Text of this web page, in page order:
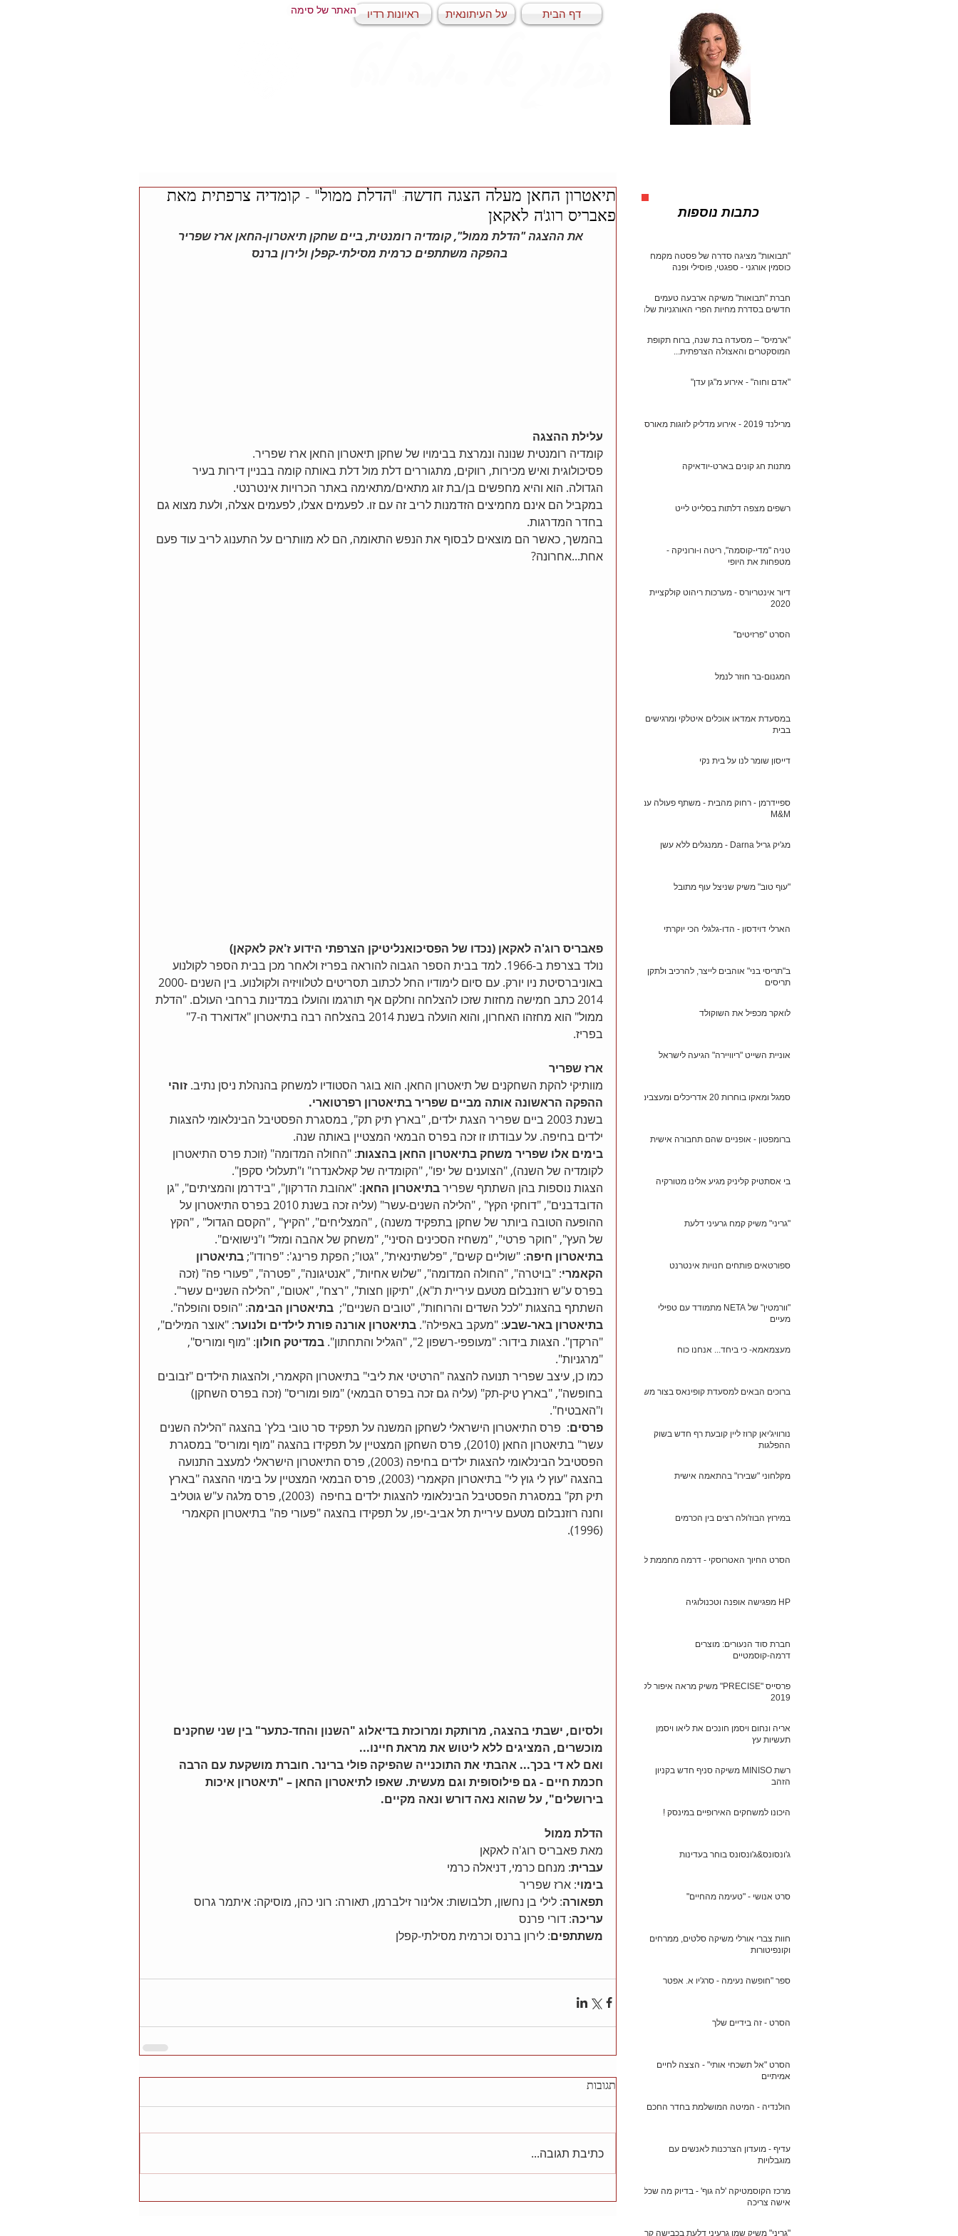
ראיונות רדיו על העיתונאית דף הבית האתר של סימה
תיאטרון החאן מעלה הצגה חדשה: "הדלת ממול" - קומדיה צרפתית מאת
פאבריס רוג'ה לאקאן
את ההצגה "הדלת ממול", קומדיה רומנטית, ביים שחקן תיאטרון-החאן ארז שפריר
בהפקה משתתפים כרמית מסילתי-קפלן ולירון ברנס
עלילת ההצגה
קומדיה רומנטית שנונה ונמרצת בבימויו של שחקן תיאטרון החאן ארז שפריר.
פסיכולוגית ואיש מכירות, רווקים, מתגוררים דלת מול דלת באותה קומה בבניין דירות בעיר
הגדולה. הוא והיא מחפשים בן/בת זוג מתאים/מתאימה באתר הכרויות אינטרנטי.
במקביל הם אינם מחמיצים הזדמנות לריב זה עם זו. לפעמים אצלו, לפעמים אצלה, ולעת מצוא גם
בחדר המדרגות.
בהמשך, כאשר הם מוצאים לבסוף את הנפש התאומה, הם לא מוותרים על התענוג לריב עוד פעם
אחת...אחרונה?
פאבריס רוג'ה לאקאן (נכדו של הפסיכואנליטיקן הצרפתי הידוע ז'אק לאקאן)
נולד בצרפת ב-1966. למד בבית הספר הגבוה להוראה בפריז ולאחר מכן בבית הספר לקולנוע
באוניברסיטת ניו יורק. עם סיום לימודיו החל לכתוב תסריטים לטלוויזיה ולקולנוע. בין השנים 2000-
2014 כתב חמישה מחזות שזכו להצלחה וחלקם אף תורגמו והועלו במדינות ברחבי העולם. "הדלת
ממול" הוא מחזהו האחרון, והוא הועלה בשנת 2014 בהצלחה רבה בתיאטרון "אדוארד ה-7"
בפריז.
ארז שפריר
מוותיקי להקת השחקנים של תיאטרון החאן. הוא בוגר הסטודיו למשחק בהנהלת ניסן נתיב. זוהי
ההפקה הראשונה אותה מביים שפריר בתיאטרון רפרטוארי.
בשנת 2003 ביים שפריר הצגת ילדים, "בארץ תיק תק", במסגרת הפסטיבל הבינלאומי להצגות
ילדים בחיפה. על עבודתו זו זכה בפרס הבמאי המצטיין באותה שנה.
בימים אלו שפריר משחק בתיאטרון החאן בהצגות: "החולה המדומה" (זוכת פרס התיאטרון
לקומדיה של השנה), "הצוענים של יפו", "הקומדיה של קאלאנדרו" ו"תעלולי סקפן".
הצגות נוספות בהן השתתף שפריר בתיאטרון החאן: "אהובת הדרקון", "בידרמן והמציתים", "גן
הדובדבנים", "דוחקי הקץ" , "הלילה השנים-עשר" (עליה זכה בשנת 2010 בפרס התיאטרון על
ההופעה הטובה ביותר של שחקן בתפקיד משנה) , "המצליחים", "הקיץ" , "הקסם הגדול" , "הקץ
של העץ", "חוקר פרטי", "משחיז הסכינים הסיני", "משחק של אהבה ומזל" ו"נישואים".
בתיאטרון חיפה: "שוליים קשים", "פלשתינאית", "גטו"; הפקת פרינג': "פרודו"; בתיאטרון
הקאמרי: "בויטרה", "החולה המדומה", "שלוש אחיות", "אנטיגונה", "פטרה", "פעורי פה" (זכה
בפרס ע"ש רוזנבלום מטעם עיריית ת"א), "תיקון חצות", "רצח", "אטום", "הלילה השניים עשר".
השתתף בהצגות "לכל השדים והרוחות", "טובים השניים"; בתיאטרון הבימה: "הופס והופלה".
בתיאטרון באר-שבע: "מעקב באפילה". בתיאטרון אורנה פורת לילדים ולנוער: "אוצר המילים",
"הרקדן". הצגות בידור: "מעופפי-רשפון 2", "הגליל והתחתון".
במדיטק חולון: "מוף ומוריס",
"מרגניות".
כמו כן, עיצב שפריר תנועה להצגה "הרטיטי את ליבי" בתיאטרון הקאמרי, ולהצגות הילדים "זבובים
בחופשה", "בארץ טיק-תק" (עליה גם זכה בפרס הבמאי) "מופ ומוריס" (זכה בפרס השחקן)
ו"האבטיח".
פרסים:  פרס התיאטרון הישראלי לשחקן המשנה על תפקיד סר טובי בלץ' בהצגה "הלילה השנים
עשר" בתיאטרון החאן (2010), פרס השחקן המצטיין על תפקידו בהצגה "מוף ומוריס" במסגרת
הפסטיבל הבינלאומי להצגות ילדים בחיפה (2003), פרס התיאטרון הישראלי למעצב התנועה
בהצגה "עוץ לי גוץ לי" בתיאטרון הקאמרי (2003), פרס הבמאי המצטיין על בימוי ההצגה "בארץ
תיק תק" במסגרת הפסטיבל הבינלאומי להצגות ילדים בחיפה  (2003), פרס מלגה ע"ש גוטליב
וחנה רוזנבלום מטעם עיריית תל אביב-יפו, על תפקידו בהצגה "פעורי פה" בתיאטרון הקאמרי
(1996).
ולסיום, ישבתי בהצגה, מרותקת ומרוכזת בדיאלוג "השנון והחד-כתער" בין שני שחקנים
מוכשרים, המציגים ללא ליטוש את מראת חיינו...
ואם לא די בכך... אהבתי את התוכנייה שהפיקה פולי ברינר. חוברת מושקעת עם הרבה
חכמת חיים - גם פילוסופית וגם מעשית. שאפו לתיאטרון החאן – "תיאטרון איכות
בירושלים", על שהוא נאה דורש ונאה מקיים.
הדלת ממול
מאת פאבריס רוג'ה לאקאן
עברית: מנחם כרמי, דניאלה כרמי
בימוי: ארז שפריר
תפאורה: לילי בן נחשון, תלבושות: אלינור זילברמן, תאורה: רוני כהן, מוסיקה: איתמר גרוס
עריכה: דורי פרנס
משתתפים: לירון ברנס וכרמית מסילתי-קפלן
תגובות
כתיבת תגובה...
כתבות נוספות
"תבואות" מציגה סדרה של פסטה מקמח
כוסמין אורגני - ספגטי, פוסילי ופנה
חברת "תבואות" משיקה ארבעה טעמים
חדשים בסדרת מחיות הפרי האורגניות שלה
"ארמיס" – מסעדה בת שנה, ברוח תקופת
המוסקטרים והאצולה הצרפתית...
"אדם וחוה" - אירוע מ"גן עדן"
מרילנד 2019 - אירוע מדליק לזוגות מאורסים
מתנות חג קונים בארט-יודאיקה
רשפים מצפה דלתות בסלייט לייט
טניה "מדי-קוסמה", ריטה ו-ורוניקה -
מטפחות את היופי
דיור אינטריורס - מערכות ריהוט קולקציית
2020
הסרט "פרזיטים"
המגנום-בר חוזר לנמל
במסעדת אמדאו אוכלים איטלקי ומרגישים
בבית
דייסון שומר לנו על בית נקי
ספיידרמן - רחוק מהבית - משתף פעולה עם
M&M
מג'יק גריל Darna - ממנגלים ללא עשן
"עוף טוב" משיק שניצל עוף מתובל
הארלי דוידסון - הדו-גלגלי הכי יוקרתי
ב"תריסי בני" אוהבים לייצר, להרכיב ולתקן
תריסים
לואקר מכפיל את השוקולד
אוניית השייט "ריוויירה" הגיעה לישראל
סמגל ומאקו בוחרות 20 אדריכלים ומעצבים
ברומפטון - אופניים שהם תחבורה אישית
בי אסתטיק קליניק מגיע אלינו מטורקיה
"גריני" משיק קמח גרעיני דלעת
ספורטאים פותחים חנויות אינטרנט
"וורמטין" של NETA מתמודד עם טפילי
מעיים
מעצמאמא- כי ביחד... אנחנו כוח
ברוכים הבאים למסעדת קופינאס בצור משה
נורוויג'יאן קרוז ליין קובעת רף חדש בשוק
ההפלגות
מקלחוני "שבירו" בהתאמה אישית
במירוץ הבוז'ולה רצים בין הכרמים
הסרט החיוך האטרוסקי - דרמה מחממת לב
HP מפגישה אופנה וטכנולוגיה
חברת סוד הנעורים: מוצרים
דרמה-קוסמטיים
פרסייס "PRECISE" משיק מראה איפור לקיץ
2019
אריה ונחום ויסמן חונכים את ליאו ויסמן
תעשיות עץ
רשת MINISO משיקה סניף חדש בקניון
הזהב
היכונו למשחקים האירופיים במינסק !
ג'ונסונס&ג'ונסונס בוחר בעדינות
סרט אנושי - "טעימה מהחיים"
חוות צברי אורלי משיקה סלטים, ממרחים
וקונפיטורות
ספר "חופשה נעימה - סרג'יו א. אפטר
הסרט - זה בידיים שלך
הסרט "אל תשכחי אותי" - הצצה לחיים
אמיתיים
הולנדיה - המיטה המושלמת בחדר החכם
עדיף - מועדון הצרכנות לאנשים עם
מוגבלויות
מרכז הקוסמטיקה 'לה גוף' - בדיוק מה שכל
אישה צריכה
"גריני" משיק שמן גרעיני דלעת בכבישה קרה